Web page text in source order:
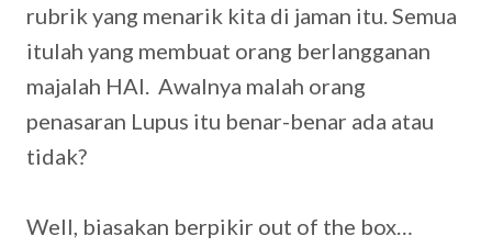
rubrik yang menarik kita di jaman itu. Semua
itulah yang membuat orang berlangganan
majalah HAI. Awalnya malah orang
penasaran Lupus itu benar-benar ada atau
tidak?
Well, biasakan berpikir out of the box…